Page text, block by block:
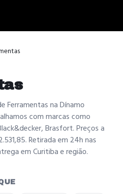
Ferramentas na Dínamo
com marcas como
Brasfort. Preços a
Retirada em 24h nas
em Curitiba e região.